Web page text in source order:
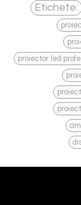
Etichete:
proiector led